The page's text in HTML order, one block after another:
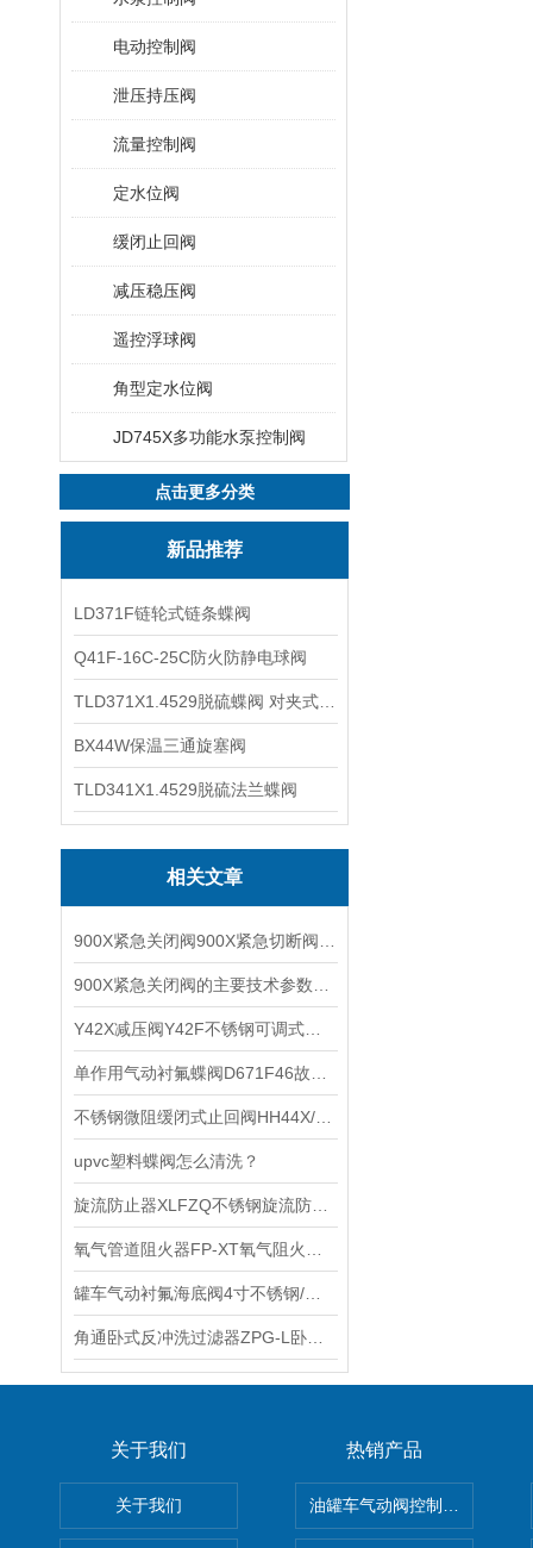
电动控制阀
泄压持压阀
流量控制阀
定水位阀
缓闭止回阀
减压稳压阀
遥控浮球阀
角型定水位阀
JD745X多功能水泵控制阀
点击更多分类
新品推荐
LD371F链轮式链条蝶阀
Q41F-16C-25C防火防静电球阀
BX44W保温三通旋塞阀
TLD341X1.4529脱硫法兰蝶阀
相关文章
upvc塑料蝶阀怎么清洗？
关于我们
关于我们
热销产品
油罐车气动阀控制气动组合